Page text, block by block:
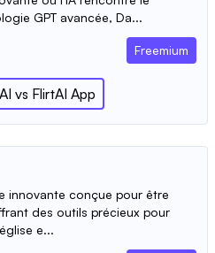
GPT avancée, Da...
Freemium
vs FlirtAI App
innovante conçue pour être
des outils précieux pour
e...